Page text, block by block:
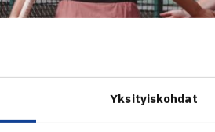
Yksityiskohdat